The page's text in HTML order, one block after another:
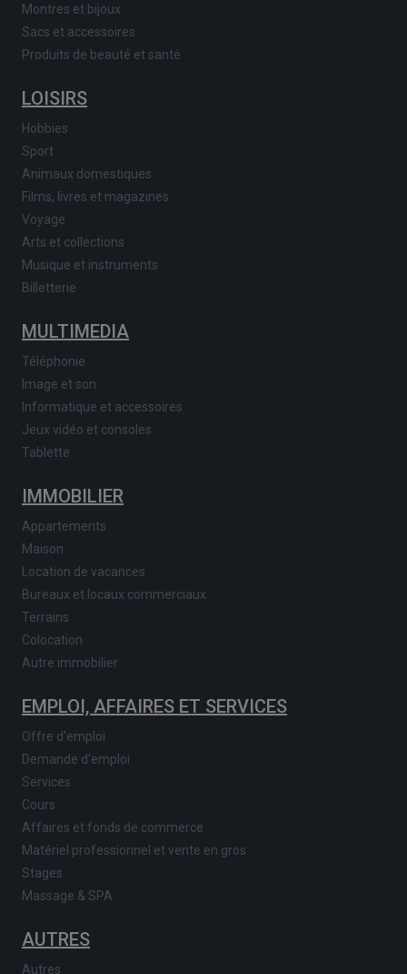
Montres et bijoux
Sacs et accessoires
Produits de beauté et santé
LOISIRS
Hobbies
Sport
Animaux domestiques
Films, livres et magazines
Voyage
Arts et collections
Musique et instruments
Billetterie
MULTIMEDIA
Téléphonie
Image et son
Informatique et accessoires
Jeux vidéo et consoles
Tablette
IMMOBILIER
Appartements
Maison
Location de vacances
Bureaux et locaux commerciaux
Terrains
Colocation
Autre immobilier
EMPLOI, AFFAIRES ET SERVICES
Offre d'emploi
Demande d'emploi
Services
Cours
Affaires et fonds de commerce
Matériel professionnel et vente en gros
Stages
Massage & SPA
AUTRES
Autres